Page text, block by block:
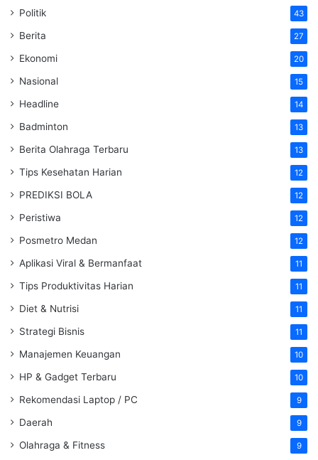
Politik 43
Berita 27
Ekonomi 20
Nasional 15
Headline 14
Badminton 13
Berita Olahraga Terbaru 13
Tips Kesehatan Harian 12
PREDIKSI BOLA 12
Peristiwa 12
Posmetro Medan 12
Aplikasi Viral & Bermanfaat 11
Tips Produktivitas Harian 11
Diet & Nutrisi 11
Strategi Bisnis 11
Manajemen Keuangan 10
HP & Gadget Terbaru 10
Rekomendasi Laptop / PC 9
Daerah 9
Olahraga & Fitness 9